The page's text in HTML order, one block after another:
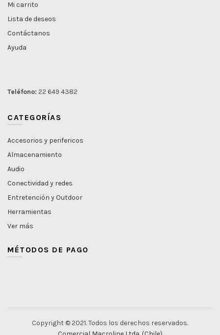
Mi carrito
Lista de deseos
Contáctanos
Ayuda
Teléfono: 22 649 4382
CATEGORÍAS
Accesorios y perifericos
Almacenamiento
Audio
Conectividad y redes
Entretención y Outdoor
Herramientas
Ver más
MÉTODOS DE PAGO
Copyright © 2021. Todos los derechos reservados.